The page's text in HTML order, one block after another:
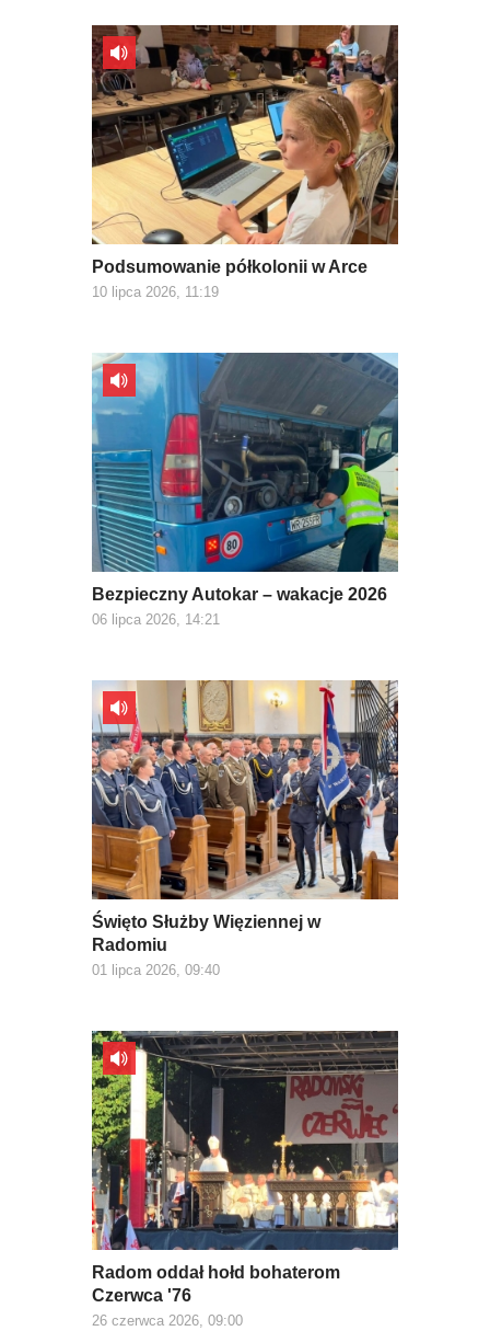
Podsumowanie półkolonii w Arce
10 lipca 2026, 11:19
Bezpieczny Autokar – wakacje 2026
06 lipca 2026, 14:21
Święto Służby Więziennej w
Radomiu
01 lipca 2026, 09:40
Radom oddał hołd bohaterom
Czerwca '76
26 czerwca 2026, 09:00